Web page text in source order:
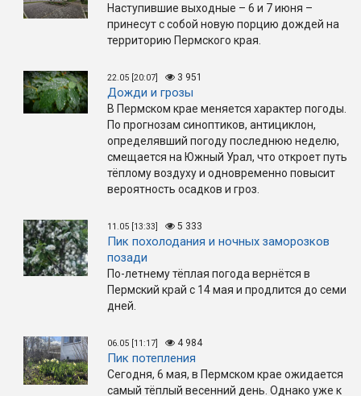
Наступившие выходные – 6 и 7 июня –
принесут с собой новую порцию дождей на
территорию Пермского края.
22.05 [20:07] 3 951
Дожди и грозы
В Пермском крае меняется характер погоды.
По прогнозам синоптиков, антициклон,
определявший погоду последнюю неделю,
смещается на Южный Урал, что откроет путь
тёплому воздуху и одновременно повысит
вероятность осадков и гроз.
11.05 [13:33] 5 333
Пик похолодания и ночных заморозков
позади
По-летнему тёплая погода вернётся в
Пермский край с 14 мая и продлится до семи
дней.
06.05 [11:17] 4 984
Пик потепления
Сегодня, 6 мая, в Пермском крае ожидается
самый тёплый весенний день. Однако уже к